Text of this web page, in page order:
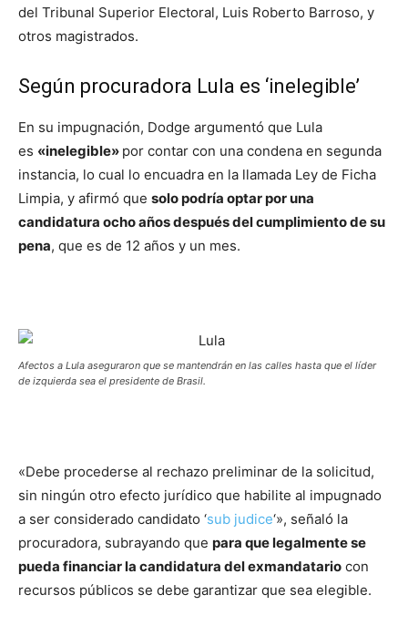
del Tribunal Superior Electoral, Luis Roberto Barroso, y
otros magistrados.
Según procuradora Lula es ‘inelegible’
En su impugnación, Dodge argumentó que Lula
es «inelegible» por contar con una condena en segunda
instancia, lo cual lo encuadra en la llamada Ley de Ficha
Limpia, y afirmó que solo podría optar por una
candidatura ocho años después del cumplimiento de su
pena, que es de 12 años y un mes.
Afectos a Lula aseguraron que se mantendrán en las calles hasta que el líder
de izquierda sea el presidente de Brasil.
«Debe procederse al rechazo preliminar de la solicitud,
sin ningún otro efecto jurídico que habilite al impugnado
a ser considerado candidato ‘sub judice‘», señaló la
procuradora, subrayando que para que legalmente se
pueda financiar la candidatura del exmandatario con
recursos públicos se debe garantizar que sea elegible.